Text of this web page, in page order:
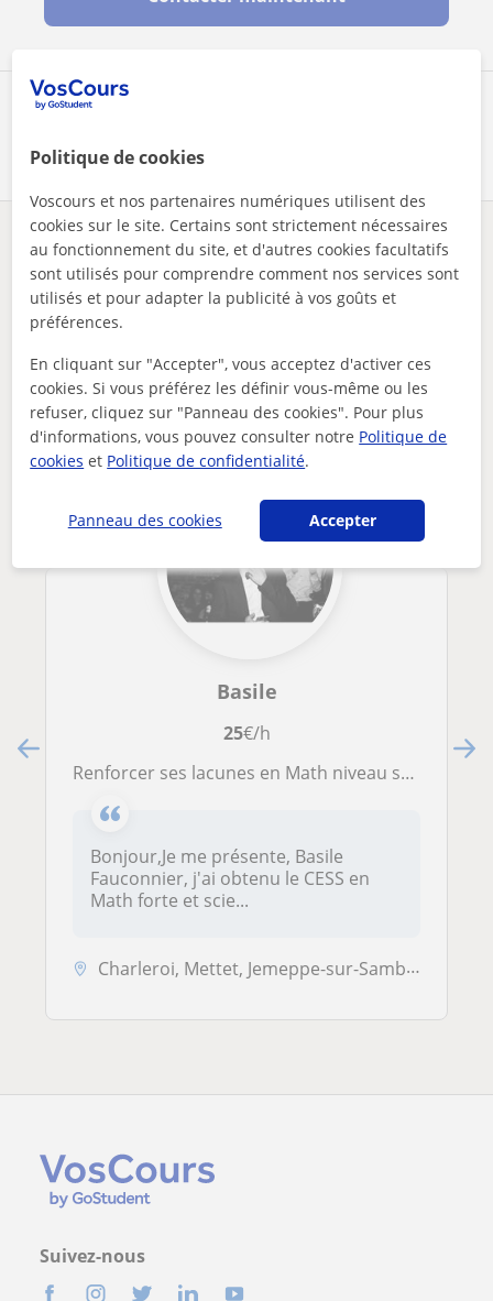
Partagez ce professeur
Des problèmes avec ce profil ?Signalez-le
Vos cours particuliers Maths
Gembloux
cours de soutien scolaire, aide au rattrapage
Autres profs de Maths à Gembloux
susceptibles de vous intéresser
Basile
25€/h
Renforcer ses lacunes en Math niveau secondaire
Bonjour,Je me présente, Basile
Fauconnier, j'ai obtenu le CESS en
Math forte et scie...
Charleroi, Mettet, Jemeppe-sur-Sambre, Gembloux, La Louvière, Gerpinne...
Suivez-nous
Politique de cookies
Voscours et nos partenaires numériques utilisent des
cookies sur le site. Certains sont strictement nécessaires
au fonctionnement du site, et d'autres cookies facultatifs
sont utilisés pour comprendre comment nos services sont
utilisés et pour adapter la publicité à vos goûts et
préférences.
En cliquant sur "Accepter", vous acceptez d'activer ces
cookies. Si vous préférez les définir vous-même ou les
refuser, cliquez sur "Panneau des cookies". Pour plus
d'informations, vous pouvez consulter notre Politique de
cookies et Politique de confidentialité.
Panneau des cookies Accepter